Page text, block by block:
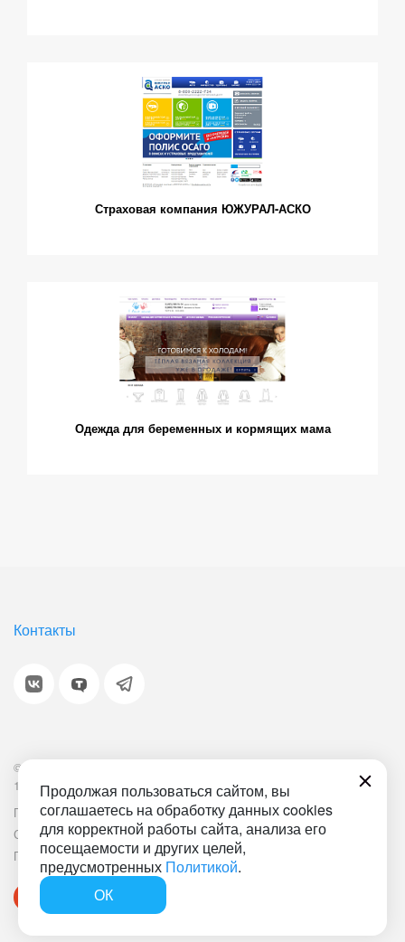
Продолжая пользоваться сайтом, вы
соглашаетесь на обработку данных cookies
для корректной работы сайта, анализа его
посещаемости и других целей,
предусмотренных Политикой.
ОК
Страховая компания ЮЖУРАЛ-АСКО
Одежда для беременных и кормящих мама
Контакты
© 2001-2026 «Битрикс», «1С-Битрикс». Работает на
1С-Битрикс: Управление сайтом.
Политика обработки персональных данных Наша ИТ-деятельность
Соглашение об использовании сайта Документ СОУТ
План мероприятий по улучшению условий труда
Быстро с 1С-Битрикс